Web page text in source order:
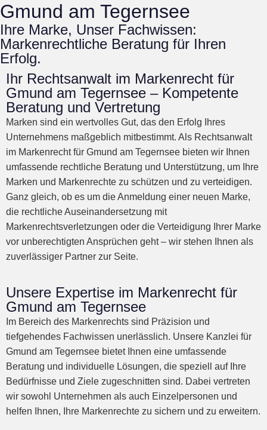
Gmund am Tegernsee
Ihre Marke, Unser Fachwissen:
Markenrechtliche Beratung für Ihren
Erfolg.
Ihr Rechtsanwalt im Markenrecht für
Gmund am Tegernsee – Kompetente
Beratung und Vertretung
Marken sind ein wertvolles Gut, das den Erfolg Ihres
Unternehmens maßgeblich mitbestimmt. Als Rechtsanwalt
im Markenrecht für Gmund am Tegernsee bieten wir Ihnen
umfassende rechtliche Beratung und Unterstützung, um Ihre
Marken und Markenrechte zu schützen und zu verteidigen.
Ganz gleich, ob es um die Anmeldung einer neuen Marke,
die rechtliche Auseinandersetzung mit
Markenrechtsverletzungen oder die Verteidigung Ihrer Marke
vor unberechtigten Ansprüchen geht – wir stehen Ihnen als
zuverlässiger Partner zur Seite.
Unsere Expertise im Markenrecht für
Gmund am Tegernsee
Im Bereich des Markenrechts sind Präzision und
tiefgehendes Fachwissen unerlässlich. Unsere Kanzlei für
Gmund am Tegernsee bietet Ihnen eine umfassende
Beratung und individuelle Lösungen, die speziell auf Ihre
Bedürfnisse und Ziele zugeschnitten sind. Dabei vertreten
wir sowohl Unternehmen als auch Einzelpersonen und
helfen Ihnen, Ihre Markenrechte zu sichern und zu erweitern.